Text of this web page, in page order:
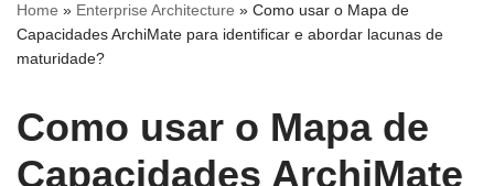
Home » Enterprise Architecture » Como usar o Mapa de
Capacidades ArchiMate para identificar e abordar lacunas de
maturidade?
Como usar o Mapa de
Capacidades ArchiMate